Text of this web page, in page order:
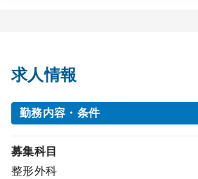
求人情報
勤務内容・条件
募集科目
整形外科